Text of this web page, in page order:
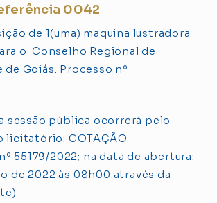
0042
de 1(uma) maquina lustradora
o Conselho Regional de
Goiás. Processo nº
sessão pública ocorrerá pelo
licitatório: COTAÇÃO
55179/2022; na data de abertura:
de 2022 às 08h00 através da